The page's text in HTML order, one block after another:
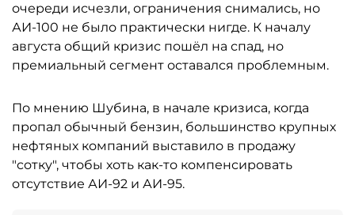
очереди исчезли, ограничения снимались, но
АИ-100 не было практически нигде. К началу
августа общий кризис пошёл на спад, но
премиальный сегмент оставался проблемным.
По мнению Шубина, в начале кризиса, когда
пропал обычный бензин, большинство крупных
нефтяных компаний выставило в продажу
"сотку", чтобы хоть как-то компенсировать
отсутствие АИ-92 и АИ-95.